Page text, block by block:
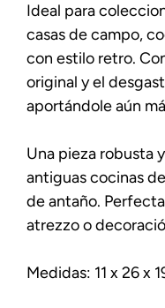
Ideal para
casas de campo,
con estilo retro.
original y el
aportándole aún
Una pieza robusta
antiguas cocinas
de antaño.
atrezzo o
Medidas: 11 x 26 x